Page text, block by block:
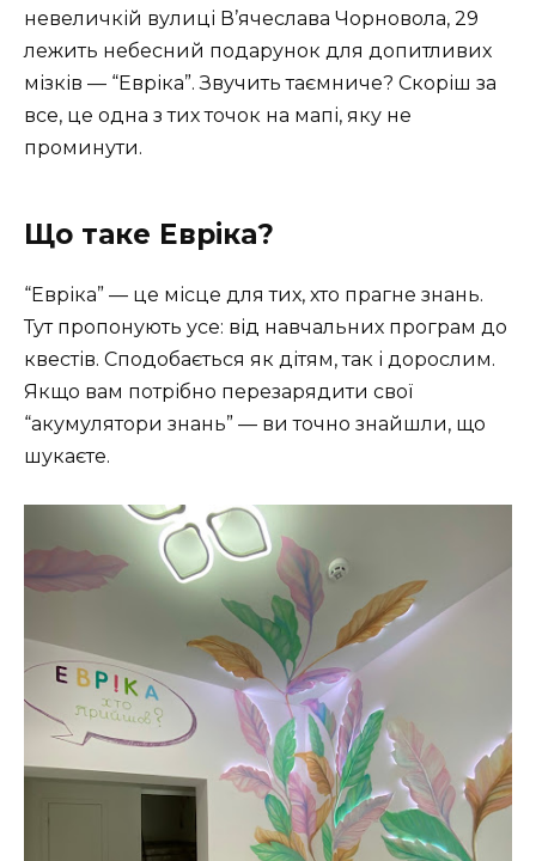
невеличкій вулиці В’ячеслава Чорновола, 29
лежить небесний подарунок для допитливих
мізків — “Евріка”. Звучить таємниче? Скоріш за
все, це одна з тих точок на мапі, яку не
проминути.
Що таке Евріка?
“Евріка” — це місце для тих, хто прагне знань.
Тут пропонують усе: від навчальних програм до
квестів. Сподобається як дітям, так і дорослим.
Якщо вам потрібно перезарядити свої
“акумулятори знань” — ви точно знайшли, що
шукаєте.